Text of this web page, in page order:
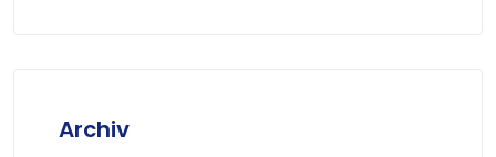
Archiv